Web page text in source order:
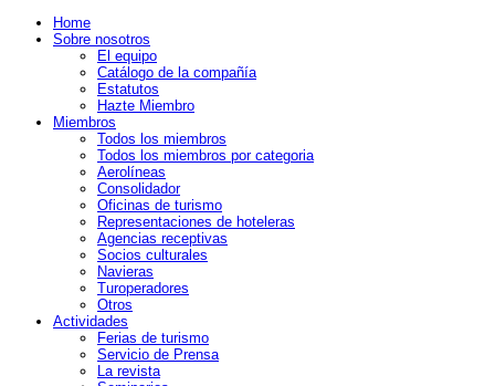
Home
Sobre nosotros
El equipo
Catálogo de la compañía
Estatutos
Hazte Miembro
Miembros
Todos los miembros
Todos los miembros por categoria
Aerolíneas
Consolidador
Oficinas de turismo
Representaciones de hoteleras
Agencias receptivas
Socios culturales
Navieras
Turoperadores
Otros
Actividades
Ferias de turismo
Servicio de Prensa
La revista